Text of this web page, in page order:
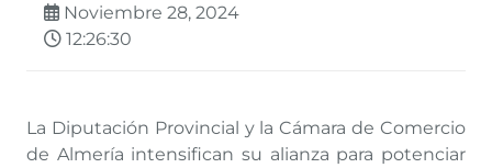
Noviembre 28, 2024
12:26:30
La Diputación Provincial y la Cámara de Comercio
de Almería intensifican su alianza para potenciar